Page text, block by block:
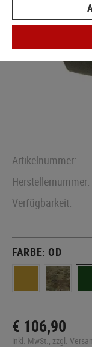
Artikelnummer:
Herstellernummer:
Verfügbarkeit:
FARBE: OD
€ 106,90
inkl. MwSt., zzgl.